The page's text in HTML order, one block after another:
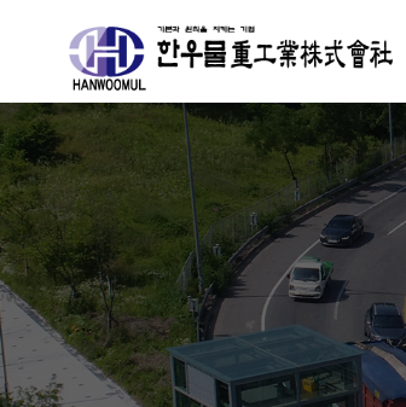
류 하위분류 하위분